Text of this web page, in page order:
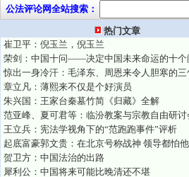
公法评论网全站搜索：
热门文章
崔卫平：倪玉兰，倪玉兰
荣剑：中国十问——决定中国未来命运的十个
惊出一身冷汗：毛泽东、周恩来令人胆寒的三
章立凡：薄熙来不仅是个好演员
朱兴国：王家台秦墓竹简《归藏》全解
范亚峰、夏可君等：临汾教案与宗教自由研讨
王立兵：宪法学视角下的“范跑跑事件”评析
起底富豪郭文贵：在北京号称战神 领导都怕他
贺卫方：中国法治的出路
犀利公：中国将来可能比晚清还不堪